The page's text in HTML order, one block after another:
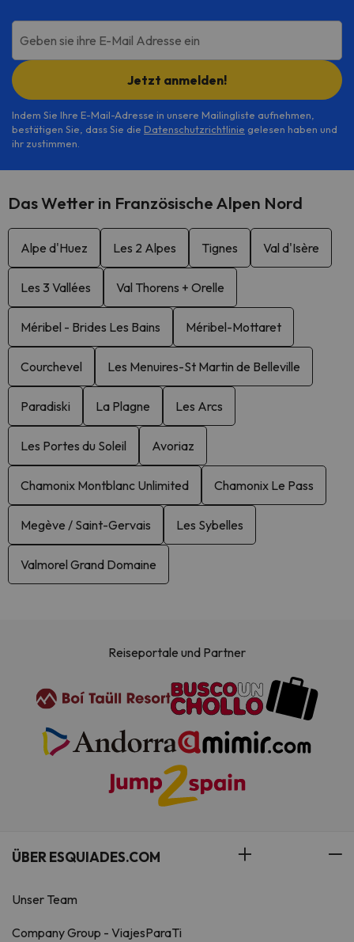
Geben sie ihre E-Mail Adresse ein
Jetzt anmelden!
Indem Sie Ihre E-Mail-Adresse in unsere Mailingliste aufnehmen,
bestätigen Sie, dass Sie die Datenschutzrichtlinie gelesen haben und
ihr zustimmen.
Das Wetter in Französische Alpen Nord
Alpe d'Huez Les 2 Alpes Tignes Val d'Isère
Les 3 Vallées Val Thorens + Orelle
Méribel - Brides Les Bains Méribel-Mottaret
Courchevel Les Menuires-St Martin de Belleville
Paradiski La Plagne Les Arcs
Les Portes du Soleil Avoriaz
Chamonix Montblanc Unlimited Chamonix Le Pass
Megève / Saint-Gervais Les Sybelles
Valmorel Grand Domaine
Reiseportale und Partner
ÜBER ESQUIADES.COM
Unser Team
Company Group - ViajesParaTi